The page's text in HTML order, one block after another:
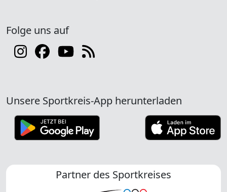
Folge uns auf
Unsere Sportkreis-App herunterladen
Partner des Sportkreises